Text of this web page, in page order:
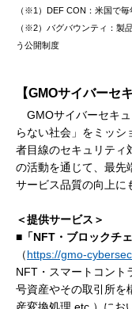
（※1）DEF CON：米国で
（※2）バグバウンティ：製
う公開制度
【GMOサイバーセ
GMOサイバーセキュ
らない社会」をミッシ
者目線のセキュリティ
の活動を通じて、最先
サービス品質の向上に
＜提供サービス＞
■「NFT・ブロックチ
（https://gmo-
NFT・スマートコント
号資産やその取引所を
産変換処理 etc.）にお